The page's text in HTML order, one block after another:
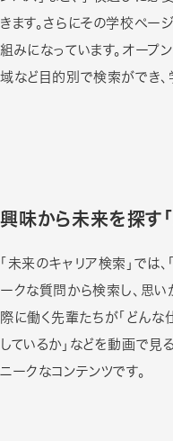
きます。さらにその学校ペ
組みになっています。オープ
域など目的別で検索ができ、
興味から未来を探す
「未来のキャリア検索」では
ークな質問から検索し、思
際に働く先輩たちが「どんな
しているか」などを動画で見
ニークなコンテンツです。